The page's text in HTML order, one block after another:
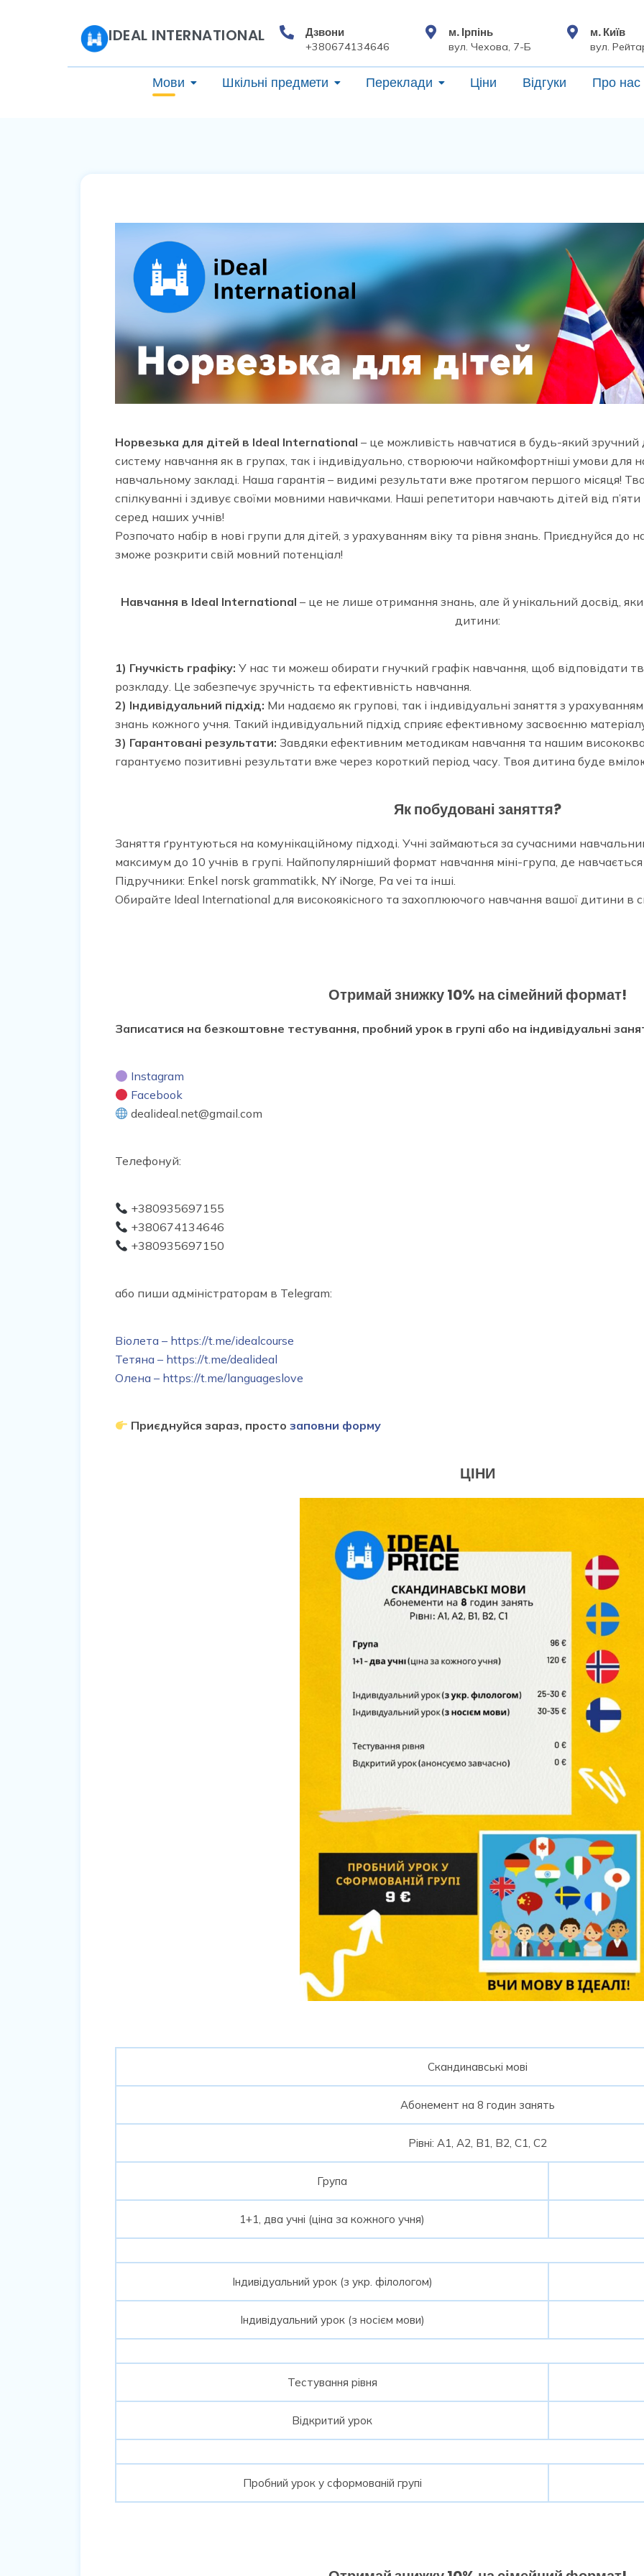
IDEAL INTERNATIONAL Дзвони
+380674134646
м. Ірпінь
вул. Чехова, 7-Б
м. Київ
вул.
Мови Шкільні предмети Переклади Ціни Відгуки Про нас
Норвезька для дітей в Ideal International – це можливість навчатися в будь-який
систему навчання як в групах, так і індивідуально, створюючи найкомфортніші умови для
навчальному закладі. Наша гарантія – видимі результати вже протягом першого місяця!
спілкуванні і здивує своїми мовними навичками. Наші репетитори навчають дітей від п’яти
серед наших учнів!
Розпочато набір в нові групи для дітей, з урахуванням віку та рівня знань. Приєднуйся
зможе розкрити свій мовний потенціал!
Навчання в Ideal International – це не лише отримання знань, але й унікальний досвід,
дитини:
1) Гнучкість графіку: У нас ти можеш обирати гнучкий графік навчання, щоб відповідати
розкладу. Це забезпечує зручність та ефективність навчання.
2) Індивідуальний підхід: Ми надаємо як групові, так і індивідуальні заняття з
знань кожного учня. Такий індивідуальний підхід сприяє ефективному засвоєнню
3) Гарантовані результати: Завдяки ефективним методикам навчання та нашим
гарантуємо позитивні результати вже через короткий період часу. Твоя дитина буде
Як побудовані заняття?
Заняття ґрунтуються на комунікаційному підході. Учні займаються за сучасними
максимум до 10 учнів в групі. Найпопулярніший формат навчання міні-група, де навчається
Підручники: Enkel norsk grammatikk, NY iNorge, Pa vei та інші.
Обирайте Ideal International для високоякісного та захоплюючого навчання вашої дитини в
Отримай знижку 10% на сімейний формат!
Записатися на безкоштовне тестування, пробний урок в групі або на індивідуальні
Instagram
Facebook
dealideal.net@gmail.com
Телефонуй:
+380935697155
+380674134646
+380935697150
або пиши адміністраторам в Telegram:
Віолета – https://t.me/idealcourse
Тетяна – https://t.me/dealideal
Олена – https://t.me/languageslove
Приєднуйся зараз, просто заповни форму
ЦІНИ
Скандинавські мові
Абонемент на 8 годин занять
Рівні: А1, А2, В1, В2, С1, С2
Група
1+1, два учні (ціна за кожного учня)
Індивідуальний урок (з укр. філологом)
Індивідуальний урок (з носієм мови)
Тестування рівня
Відкритий урок
Пробний урок у сформованій групі